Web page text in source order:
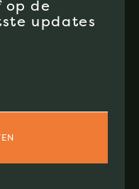
op de
updates